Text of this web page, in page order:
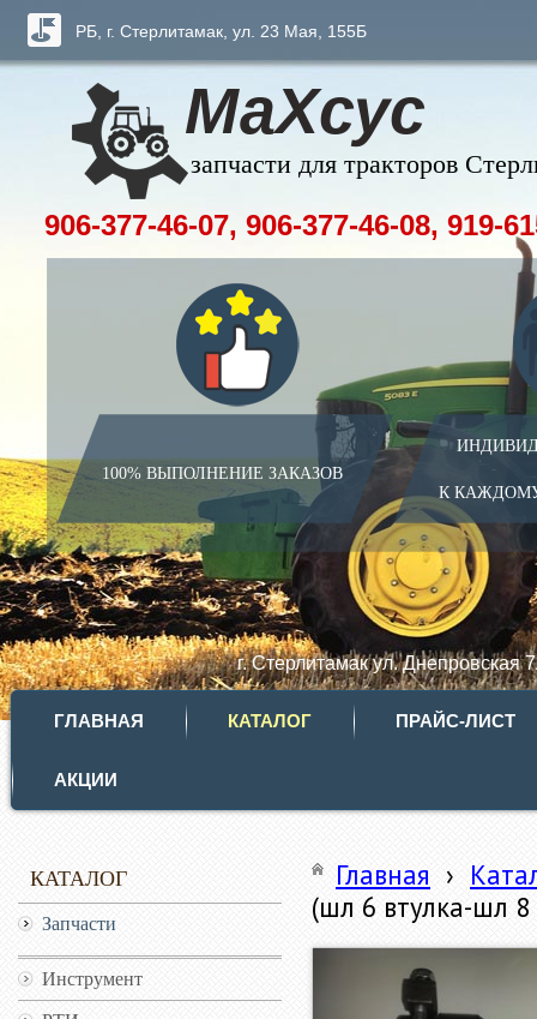
МаХсус
запчасти для тракторов
100% ВЫПОЛНЕНИЕ ЗАКАЗОВ
К
РБ, г. Стерлитамак, ул. 23 Мая, 155Б
г. Стерлитамак ул. Днепровская
906-377-46-07, 906-377-46-08, 919-
ГЛАВНАЯ КАТАЛОГ ПРАЙС-ЛИСТ
АКЦИИ
КАТАЛОГ
Запчасти
Инструмент
Главная ›
(шл 6 втулка-шл